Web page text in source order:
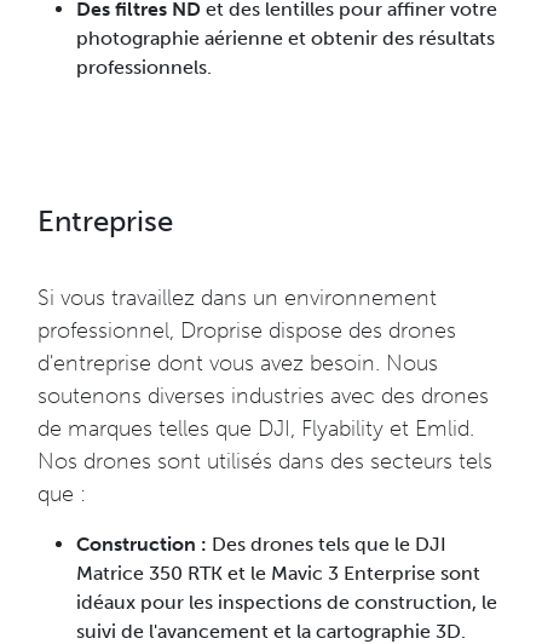
Des filtres ND et des lentilles pour affiner votre
photographie aérienne et obtenir des résultats
professionnels.
Entreprise
Si vous travaillez dans un environnement
professionnel, Droprise dispose des drones
d'entreprise dont vous avez besoin. Nous
soutenons diverses industries avec des drones
de marques telles que DJI, Flyability et Emlid.
Nos drones sont utilisés dans des secteurs tels
que :​
Construction : Des drones tels que le DJI
Matrice 350 RTK et le Mavic 3 Enterprise sont
idéaux pour les inspections de construction, le
suivi de l'avancement et la cartographie 3D.